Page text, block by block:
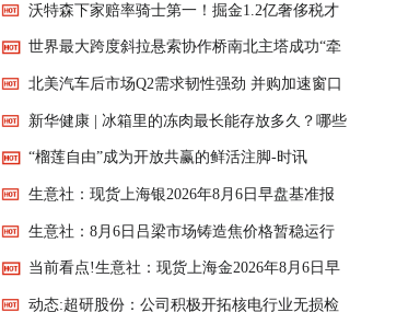
上亿辆电动汽车出行？
沃特森下家赔率骑士第一！掘金1.2亿奢侈税才
能留他 签沃克已铺垫离队
世界最大跨度斜拉悬索协作桥南北主塔成功“牵
手” 北美汽车后市场Q2需求韧性强劲 并购加速窗口
已打开新华健康 | 冰箱里的冻肉最长能存放多久？哪些
食物并不适合放进冰箱？
“榴莲自由”成为开放共赢的鲜活注脚-时讯
生意社：现货上海银2026年8月6日早盘基准报
15166元/千克 焦点快播
生意社：8月6日吕梁市场铸造焦价格暂稳运行
当前看点!生意社：现货上海金2026年8月6日早
盘基准报价933.71元/克
动态:超研股份：公司积极开拓核电行业无损检